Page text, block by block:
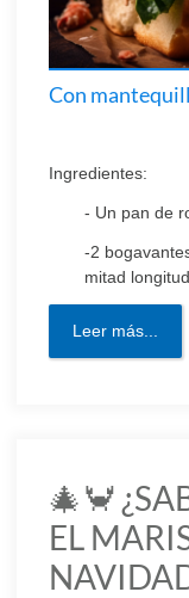
Con
Ingredientes:
- Un pan de
-2
mitad
Leer más...
🎄🦀
EL